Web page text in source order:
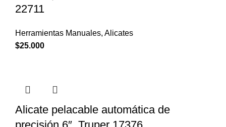
22711
Herramientas Manuales, Alicates
$25.000
Alicate pelacable automática de